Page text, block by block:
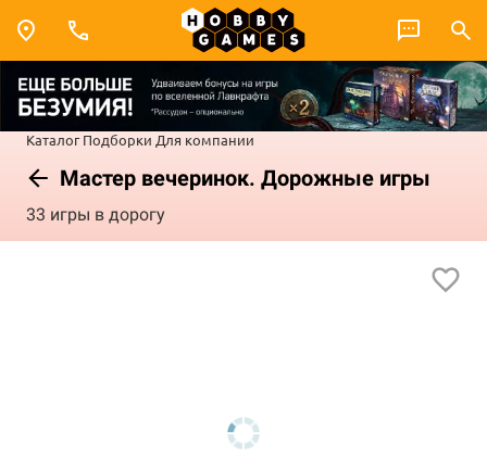
Каталог Подборки Для компании
Мастер вечеринок. Дорожные игры
33 игры в дорогу